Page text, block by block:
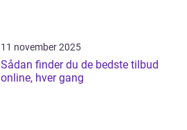
11 november 2025
Sådan finder du de bedste tilbud
online, hver gang